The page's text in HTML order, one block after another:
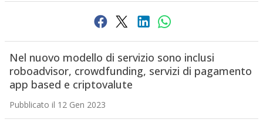
Nel nuovo modello di servizio sono inclusi
roboadvisor, crowdfunding, servizi di pagamento
app based e criptovalute
Pubblicato il 12 Gen 2023